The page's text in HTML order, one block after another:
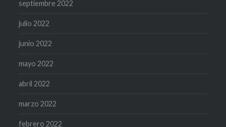
septiembre 2022
julio 2022
junio 2022
mayo 2022
abril 2022
marzo 2022
febrero 2022